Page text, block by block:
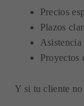
Precios
Plazos
Asistencia
Proyectos
Y si tu cliente no